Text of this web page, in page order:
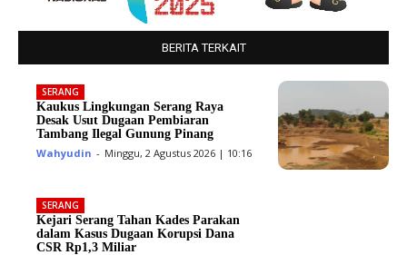
BERITA TERKAIT
SERANG
Kaukus Lingkungan Serang Raya
Desak Usut Dugaan Pembiaran
Tambang Ilegal Gunung Pinang
Wahyudin - Minggu, 2 Agustus 2026 | 10:16
SERANG
Kejari Serang Tahan Kades Parakan
dalam Kasus Dugaan Korupsi Dana
CSR Rp1,3 Miliar